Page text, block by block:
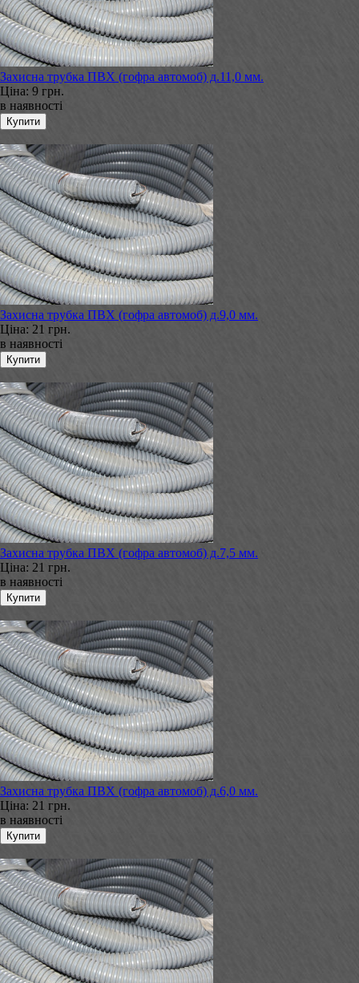
Захисна трубка ПВХ (гофра автомоб) д.11,0 мм.
Ціна: 9 грн.
в наявності
Захисна трубка ПВХ (гофра автомоб) д.9,0 мм.
Ціна: 21 грн.
в наявності
Захисна трубка ПВХ (гофра автомоб) д.7,5 мм.
Ціна: 21 грн.
в наявності
Захисна трубка ПВХ (гофра автомоб) д.6,0 мм.
Ціна: 21 грн.
в наявності